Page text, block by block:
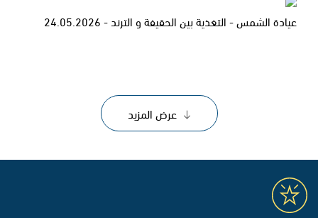
عيادة الشمس - التغذية بين الحقيفة و الترند - 24.05.2026
عرض المزيد